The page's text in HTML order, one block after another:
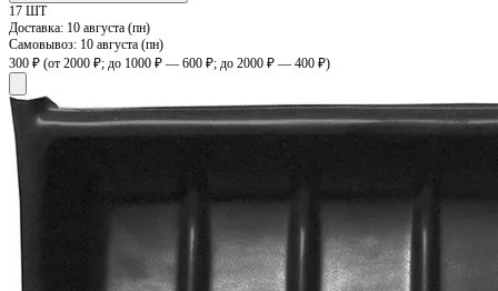
17 ШТ
Доставка: 10 августа (пн)
Самовывоз: 10 августа (пн)
300 ₽ (от 2000 ₽; до 1000 ₽ — 600 ₽; до 2000 ₽ — 400 ₽)